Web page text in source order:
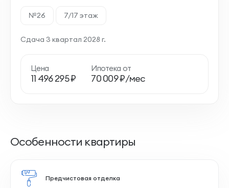
№26 7/17 этаж
Сдача 3 квартал 2028 г.
Цена
11 496 295 ₽
Ипотека от
70 009 ₽/мес
Особенности квартиры